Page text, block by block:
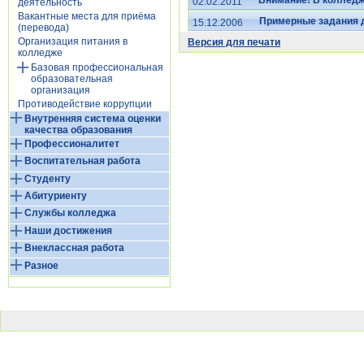
Вакантные места для приёма
(перевода)
Организация питания в
колледже
Базовая профессиональная
образовательная
организация
Противодействие коррупции
Внутренняя система оценки
качества образования
Профессионалитет
Воспитательная работа
Студенту
Абитуриенту
Службы колледжа
Наши достижения
Внеклассная работа
Разное
15.12.2006
Примерные задания
Версия для печати